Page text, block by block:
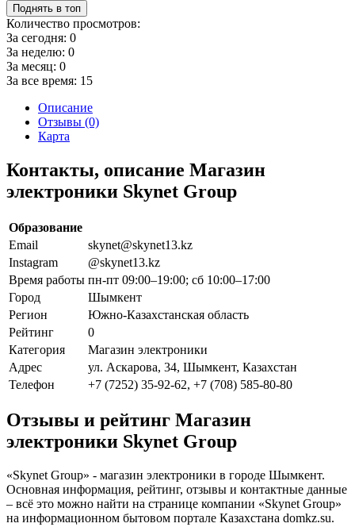
Поднять в топ
Количество просмотров:
За сегодня: 0
За неделю: 0
За месяц: 0
За все время: 15
Описание
Отзывы (0)
Карта
Контакты, описание Магазин
электроники Skynet Group
Образование
Email
skynet@skynet13.kz
Instagram
@skynet13.kz
Время работы пн-пт 09:00–19:00; сб 10:00–17:00
Город
Шымкент
Регион
Южно-Казахстанская область
Рейтинг
0
Категория
Магазин электроники
Адрес
ул. Аскарова, 34, Шымкент, Казахстан
Телефон
+7 (7252) 35-92-62, +7 (708) 585-80-80
Отзывы и рейтинг Магазин
электроники Skynet Group
«Skynet Group» - магазин электроники в городе Шымкент.
Основная информация, рейтинг, отзывы и контактные данные
– всё это можно найти на странице компании «Skynet Group»
на информационном бытовом портале Казахстана domkz.su.